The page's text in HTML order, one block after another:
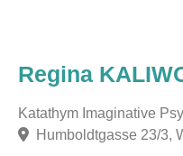
Regina
Katathym Imaginative
Humboldtgasse 23/3,